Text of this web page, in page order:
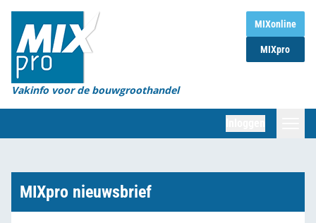
MIXonline
MIXpro
Vakinfo voor de bouwgroothandel
Home
Magazines
Organisaties
Marktcijfers
MIXpro nieuwsbrief